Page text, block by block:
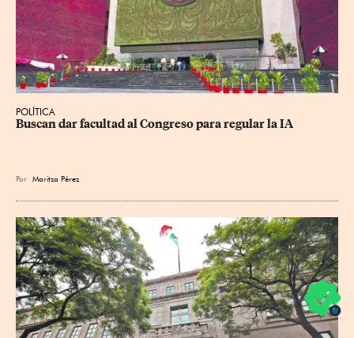
POLÍTICA
Buscan dar facultad al Congreso para regular la IA
Por Maritza Pérez